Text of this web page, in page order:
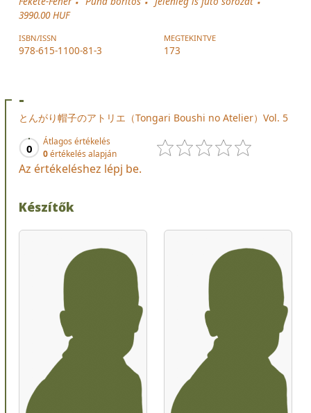
3990.00 HUF
ISBN/ISSN
978-615-1100-81-3
MEGTEKINTVE
173
-
とんがり帽子のアトリエ（Tongari Boushi no Atelier）Vol. 5
0
Átlagos értékelés
0értékelés alapján
Az értékeléshez lépj be.
Készítők